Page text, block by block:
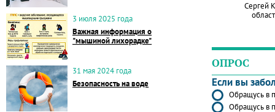
3 июля 2025 года
Важная информация о
"мышиной лихорадке"
31 мая 2024 года
Безопасность на воде
Сергей
ОПРОС
Если вы
Обращусь в
Обращусь в